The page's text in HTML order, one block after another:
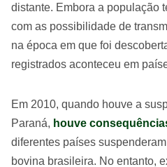
distante. Embora a população
com as possibilidade de
na época em que foi
registrados aconteceu em
Em 2010, quando houve a
Paraná, houve
diferentes países
bovina brasileira. No entanto,